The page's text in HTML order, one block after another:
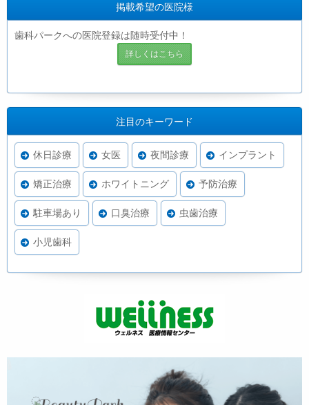
掲載希望の医院様
歯科パークへの医院登録は随時受付中！
詳しくはこちら
注目のキーワード
休日診療 女医 夜間診療 インプラント
矯正治療 ホワイトニング 予防治療
駐車場あり 口臭治療 虫歯治療
小児歯科